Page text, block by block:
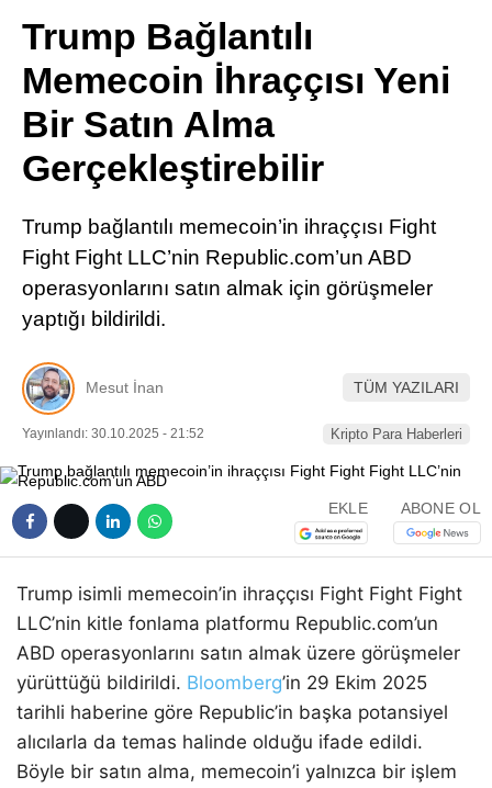
TikTok
Trump Bağlantılı
Memecoin İhraççısı Yeni
Bir Satın Alma
Gerçekleştirebilir
Trump bağlantılı memecoin’in ihraççısı Fight
Fight Fight LLC’nin Republic.com’un ABD
operasyonlarını satın almak için görüşmeler
yaptığı bildirildi.
Mesut İnan TÜM YAZILARI
Yayınlandı: 30.10.2025 - 21:52 Kripto Para Haberleri
EKLE ABONE OL
Trump isimli memecoin’in ihraççısı Fight Fight Fight
LLC’nin kitle fonlama platformu Republic.com’un
ABD operasyonlarını satın almak üzere görüşmeler
yürüttüğü bildirildi. Bloomberg’in 29 Ekim 2025
tarihli haberine göre Republic’in başka potansiyel
alıcılarla da temas halinde olduğu ifade edildi.
Böyle bir satın alma, memecoin’i yalnızca bir işlem